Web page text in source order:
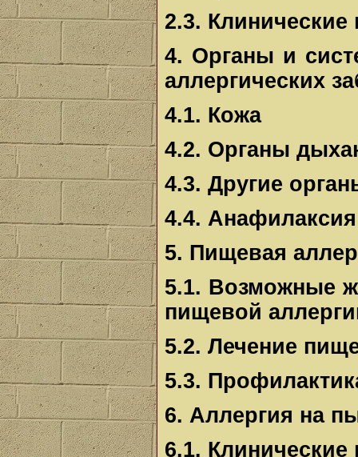
2.3.
4. Органы и
аллергических
4.1. Кожа
4.2. Органы
4.3. Другие
4.4. Анафилаксия
5. Пищевая
5.1. Возможные
пищевой
5.2. Лечение
5.3.
6. Аллергия на
6.1.